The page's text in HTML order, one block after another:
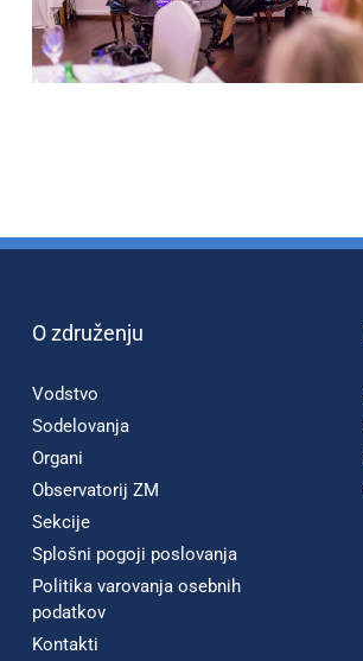
O združenju
Vodstvo
Sodelovanja
Organi
Observatorij ZM
Sekcije
Splošni pogoji poslovanja
Politika varovanja osebnih
podatkov
Kontakti